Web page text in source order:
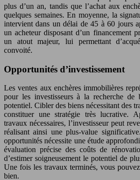
plus d’un an, tandis que l’achat aux
quelques semaines. En moyenne, la
intervient dans un délai de 45 à 60 jours
un acheteur disposant d’un financement
un atout majeur, lui permettant
convoité.
Opportunités d’investissement
Les ventes aux enchères immobilières
pour les investisseurs à la recherche de
potentiel. Cibler des biens nécessitant des
constituer une stratégie très lucrative.
travaux nécessaires, l’investisseur peut
réalisant ainsi une plus-value
opportunités nécessite une étude
évaluation précise des coûts de
d’estimer soigneusement le potentiel de
Une fois les travaux terminés, vous
bien.